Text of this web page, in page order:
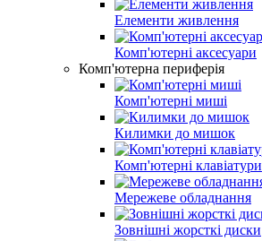
Елементи живлення
Комп'ютерні аксесуари
Комп'ютерна периферія
Комп'ютерні миші
Килимки до мишок
Комп'ютерні клавіатури
Мережеве обладнання
Зовнішні жорсткі диски